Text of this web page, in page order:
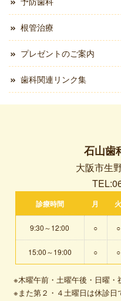
根管治療
プレゼントのご案内
歯科関連リンク集
石山歯
大阪市生
診療時間 月 火
9:30～12:00 ○ ○
15:00～19:00 ○ ○
※木曜午前・土曜午後・日曜・
※また第２・４土曜日は休診日